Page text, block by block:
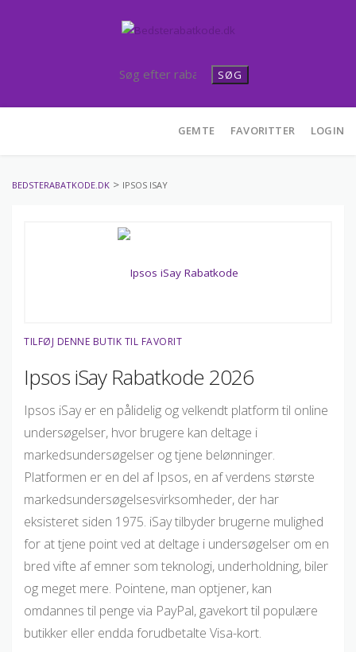
SØG
GEMTE FAVORITTER LOGIN
BEDSTERABATKODE.DK > IPSOS ISAY
TILFØJ DENNE BUTIK TIL FAVORIT
Ipsos iSay Rabatkode 2026
Ipsos iSay er en pålidelig og velkendt platform til online
undersøgelser, hvor brugere kan deltage i
markedsundersøgelser og tjene belønninger.
Platformen er en del af Ipsos, en af verdens største
markedsundersøgelsesvirksomheder, der har
eksisteret siden 1975. iSay tilbyder brugerne mulighed
for at tjene point ved at deltage i undersøgelser om en
bred vifte af emner som teknologi, underholdning, biler
og meget mere. Pointene, man optjener, kan
omdannes til penge via PayPal, gavekort til populære
butikker eller endda forudbetalte Visa-kort.